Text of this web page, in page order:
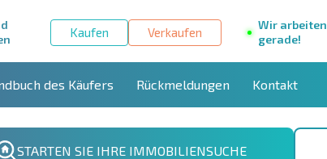
Kaufen Verkaufen
Wir arbeiten
gerade!
des Käufers Rückmeldungen Kontakt
STARTEN SIE IHRE IMMOBILIENSUCHE